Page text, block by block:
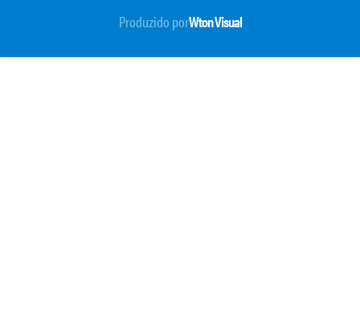
Produzido porWton Visual